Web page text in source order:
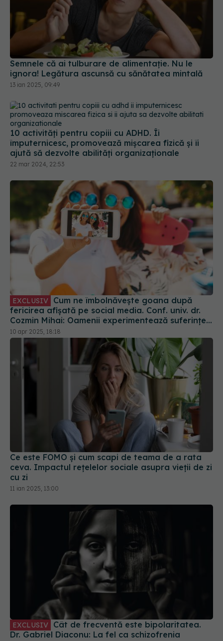
Semnele că ai tulburare de alimentație. Nu le
ignora! Legătura ascunsă cu sănătatea mintală
13 ian 2025, 09:49
10 activități pentru copiii cu ADHD. Îi
împuternicesc, promovează mișcarea fizică și îi
ajută să dezvolte abilități organizaționale
22 mar 2024, 22:53
EXCLUSIV
fericirea afișată pe social media. Conf. univ. dr.
Cozmin Mihai: Oamenii experimentează suferințe,
tristețe
10 apr 2025, 18:18
Ce este FOMO și cum scapi de teama de a rata
ceva. Impactul rețelelor sociale asupra vieții de zi
cu zi
11 ian 2025, 13:00
EXCLUSIV
Dr. Gabriel Diaconu: La fel ca schizofrenia